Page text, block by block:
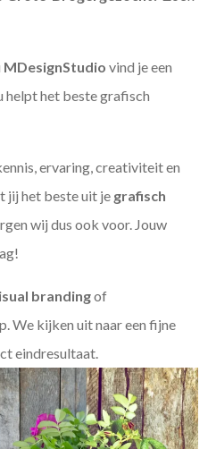
MDesignStudio vind je een
helpt het beste grafisch
ervaring, creativiteit en
jij het beste uit je grafisch
wij dus ook voor. Jouw
brandingof
We kijken uit naar een fijne
eindresultaat.